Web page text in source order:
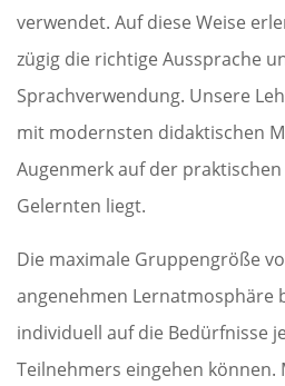
verwendet. Auf diese Weise
zügig die richtige Aussprache
Sprachverwendung. Unsere
mit modernsten didaktischen
Augenmerk auf der
Gelernten liegt.
Die maximale Gruppengröße
angenehmen Lernatmosphäre
individuell auf die Bedürfnisse
Teilnehmers eingehen